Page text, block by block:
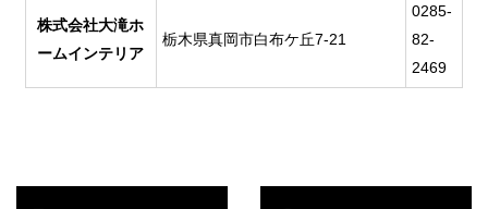
株式会社大滝ホ
ームインテリア
栃木県真岡市白布ケ丘7-21
0285-
82-
2469